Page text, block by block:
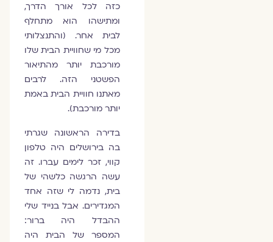
כזה לכל אורך הדרך,
ומתישהו הוא מתחלף
לבית אחר. (והתנצלותי
מכל מי שחוויית הבית שלו
מורכבת יותר מהתיאור
הפשטני הזה. לרבים
מאתנו חוויית הבית באמת
יותר מורכבת).
בדירה הראשונה שגרתי
בה בירושלים היה טלפון
קווי, זכר לימים עברו. זה
עשה הרגשה כלשהי של
בית, נדמה לי שזה אחד
המגדירים. אבל בנייד שלי
ההבדל היה ברור:
המספר של הבית היה